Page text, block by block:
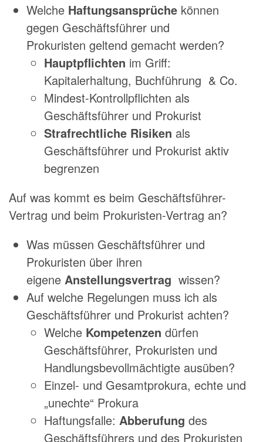
Welche Haftungsansprüche können
gegen Geschäftsführer und
Prokuristen geltend gemacht werden?
Hauptpflichten im Griff:
Kapitalerhaltung, Buchführung & Co.
Mindest-Kontrollpflichten als
Geschäftsführer und Prokurist
Strafrechtliche Risiken als
Geschäftsführer und Prokurist aktiv
begrenzen
Auf was kommt es beim Geschäftsführer-
Vertrag und beim Prokuristen-Vertrag an?
Was müssen Geschäftsführer und
Prokuristen über ihren
eigene Anstellungsvertrag wissen?
Auf welche Regelungen muss ich als
Geschäftsführer und Prokurist achten?
Welche Kompetenzen dürfen
Geschäftsführer, Prokuristen und
Handlungsbevollmächtigte ausüben?
Einzel- und Gesamtprokura, echte und
„unechte“ Prokura
Haftungsfalle: Abberufung des
Geschäftsführers und des Prokuristen